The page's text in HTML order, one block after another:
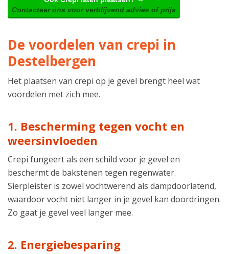
Contacteer ons voor verblijvend advies of prijs
De voordelen van crepi in
Destelbergen
Het plaatsen van crepi op je gevel brengt heel wat
voordelen met zich mee.
1. Bescherming tegen vocht en
weersinvloeden
Crepi fungeert als een schild voor je gevel en
beschermt de bakstenen tegen regenwater.
Sierpleister is zowel vochtwerend als dampdoorlatend,
waardoor vocht niet langer in je gevel kan doordringen.
Zo gaat je gevel veel langer mee.
2. Energiebesparing